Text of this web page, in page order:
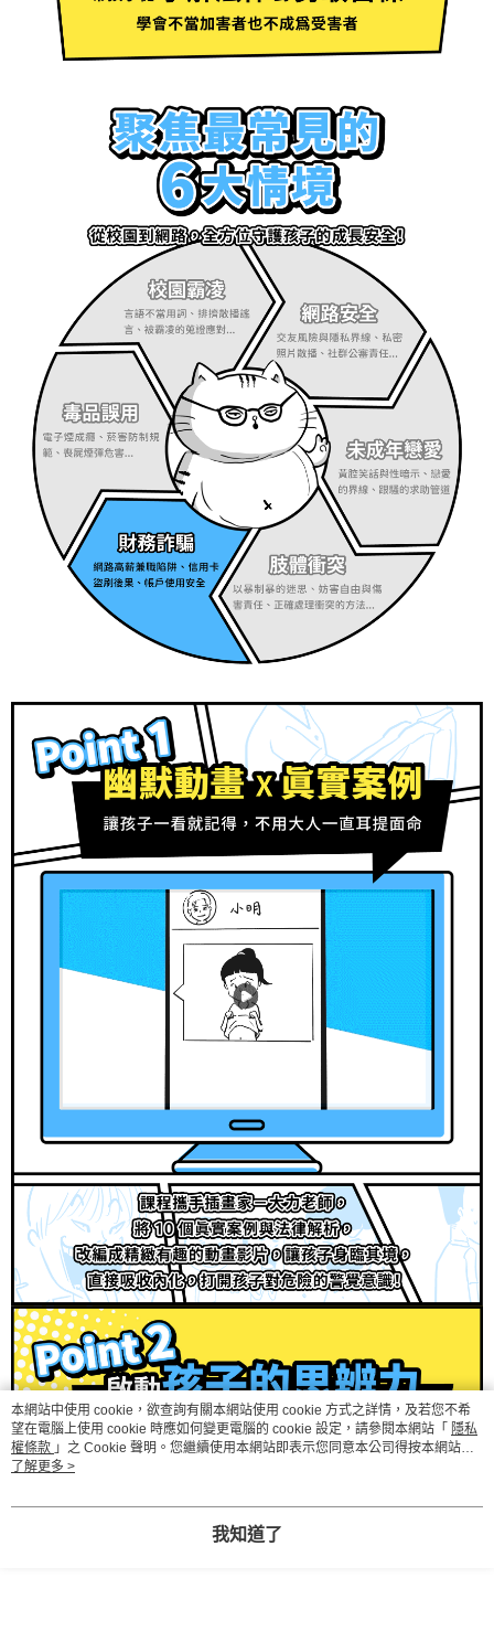
本網站中使用 cookie，欲查詢有關本網站使用 cookie 方式之詳情，及若您不希
望在電腦上使用 cookie 時應如何變更電腦的 cookie 設定，請參閱本網站「 隱私
權條款 」之 Cookie 聲明。您繼續使用本網站即表示您同意本公司得按本網站使
用條款之 Cookie 聲明使用 cookie。
了解更多 >
我知道了